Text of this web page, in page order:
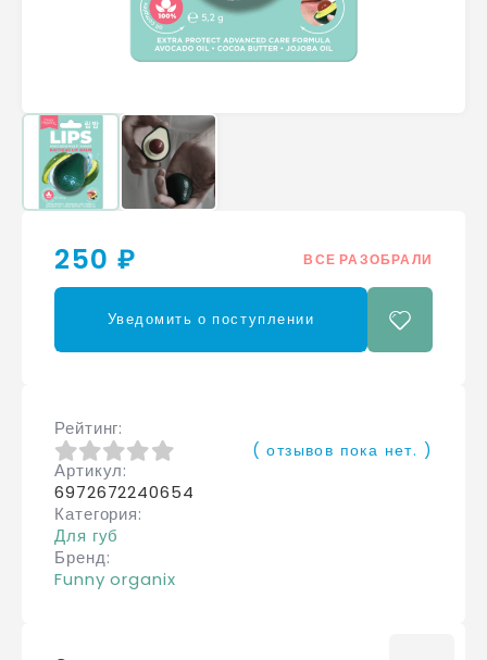
250 ₽ ВСЕ РАЗОБРАЛИ
Уведомить о поступлении
Рейтинг
0из 5
( отзывов пока нет. )
Артикул
6972672240654
Категория
Для губ
Бренд
Funny organix